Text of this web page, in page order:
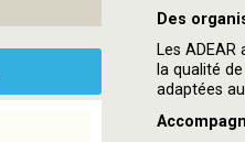
Des
Les
la qualité
adaptées